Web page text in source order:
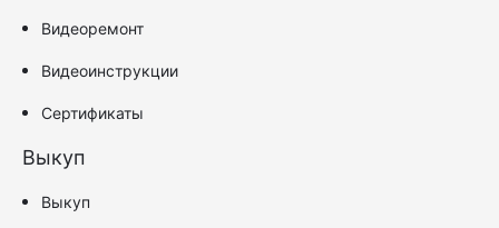
Видеоремонт
Видеоинструкции
Сертификаты
Выкуп
Выкуп